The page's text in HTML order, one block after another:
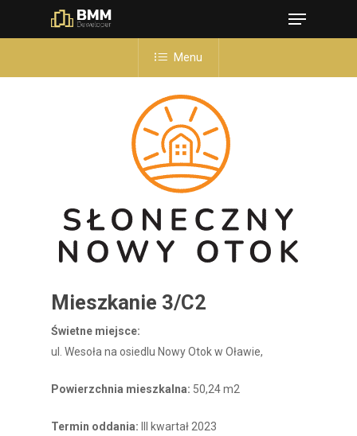
Menu
Menu
Mieszkanie 3/C2
Świetne miejsce:
ul. Wesoła na osiedlu Nowy Otok w Oławie,
Powierzchnia mieszkalna: 50,24 m2
Termin oddania: III kwartał 2023